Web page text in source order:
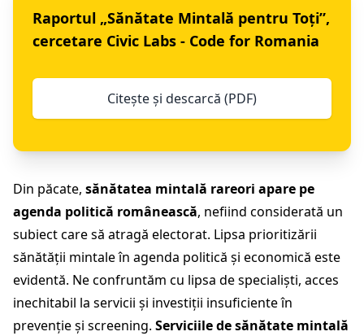
Raportul „Sănătate Mintală pentru Toți”,
cercetare Civic Labs - Code for Romania
Citește și descarcă (PDF)
Din păcate, sănătatea mintală rareori apare pe
agenda politică românească, nefiind considerată un
subiect care să atragă electorat. Lipsa prioritizării
sănătății mintale în agenda politică și economică este
evidentă. Ne confruntăm cu lipsa de specialiști, acces
inechitabil la servicii și investiții insuficiente în
prevenție și screening. Serviciile de sănătate mintală